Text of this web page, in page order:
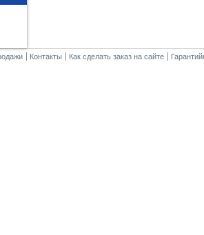
Контакты Как сделать заказ на сайте